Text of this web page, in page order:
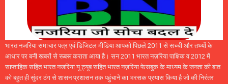
भारत नजरिया समाचार पत्र एवं डिजिटल मीडिया आपको पिछले 2011 से सच्ची और तथ्यों के
आधार पर बनी खबरों से रूबरू कराता आया है। सन 2011 भारत नज़रिया पाक्षिक व 2012 में
साप्ताहिक सहित भारत नजरिया यू ट्यूब सहित भारत नज़रिया फेसबुक के माध्यम के जनता की बात
को बहुत ही सुंदर ठंग से शासन प्रशासन तक पहुंचाने का भरसक प्रयास किया है जो की निरंतर